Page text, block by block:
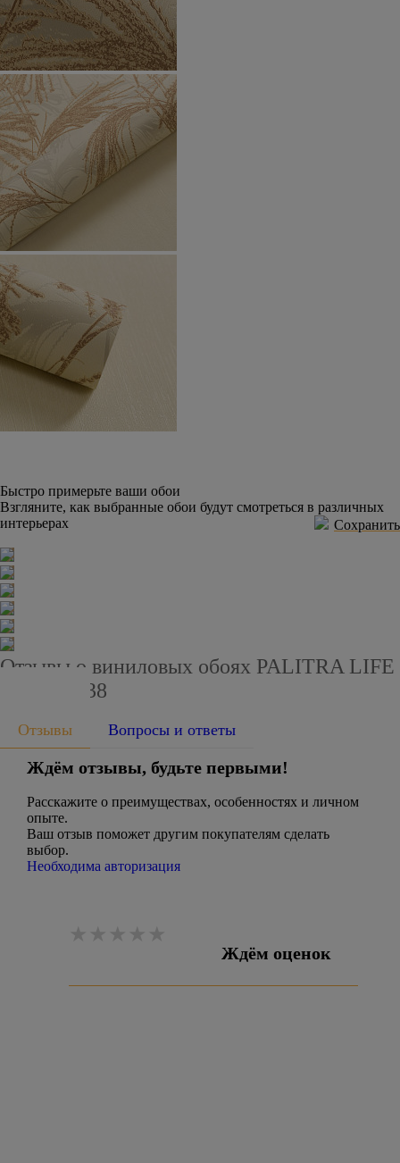
Быстро примерьте ваши обои
Взгляните, как выбранные обои будут смотреться в различных
интерьерах
Сохранить
Отзывы о виниловых обоях PALITRA LIFE
PL71369-38
Отзывы Вопросы и ответы
Ждём отзывы, будьте первыми!
Расскажите о преимуществах, особенностях и личном
опыте.
Ваш отзыв поможет другим покупателям сделать
выбор.
Необходима авторизация
Ждём оценок